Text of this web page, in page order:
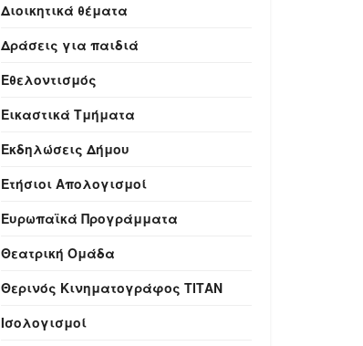
Διοικητικά θέματα
Δράσεις για παιδιά
Εθελοντισμός
Εικαστικά Τμήματα
Εκδηλώσεις Δήμου
Ετήσιοι Απολογισμοί
Ευρωπαϊκά Προγράμματα
Θεατρική Ομάδα
Θερινός Κινηματογράφος ΤΙΤΑΝ
Ισολογισμοί